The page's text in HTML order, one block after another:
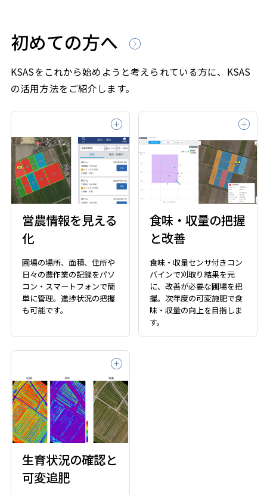
初めての方へ
KSASをこれから始めようと考えられている方に、KSAS
の活用方法をご紹介します。
営農情報を見える
化
圃場の場所、面積、住所や
日々の農作業の記録をパソ
コン・スマートフォンで簡
単に管理。進捗状況の把握
も可能です。
食味・収量の把握
と改善
食味・収量センサ付きコン
バインで刈取り結果を元
に、改善が必要な圃場を把
握。次年度の可変施肥で食
味・収量の向上を目指しま
す。
生育状況の確認と
可変追肥